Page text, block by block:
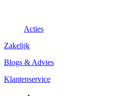
Acties
Zakelijk
Blogs & Advies
Klantenservice